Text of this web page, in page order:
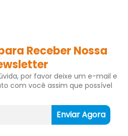
Receber Nossa
por favor deixe um e-mail e
com você assim que possível
Enviar Agora